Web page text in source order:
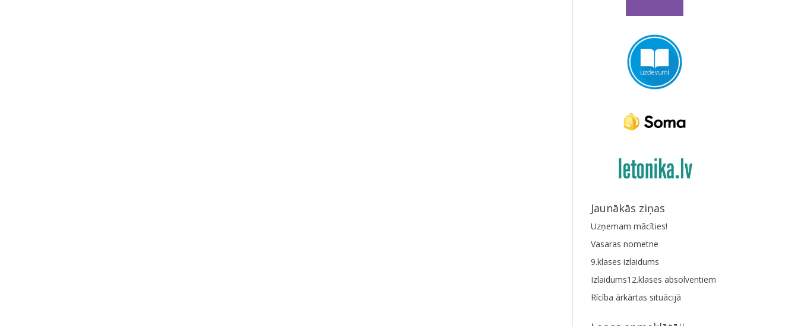
Jaunākās ziņas
Uzņemam mācīties!
Vasaras nometne
9.klases izlaidums
Izlaidums12.klases absolventiem
Rīcība ārkārtas situācijā